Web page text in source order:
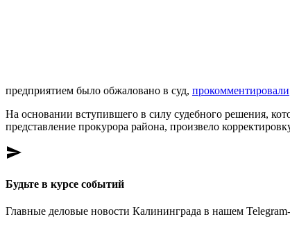
предприятием было обжаловано в суд, прокомментировали
На основании вступившего в силу судебного решения,
представление прокурора района, произвело
send
Будьте в курсе событий
Главные деловые новости Калининграда в нашем